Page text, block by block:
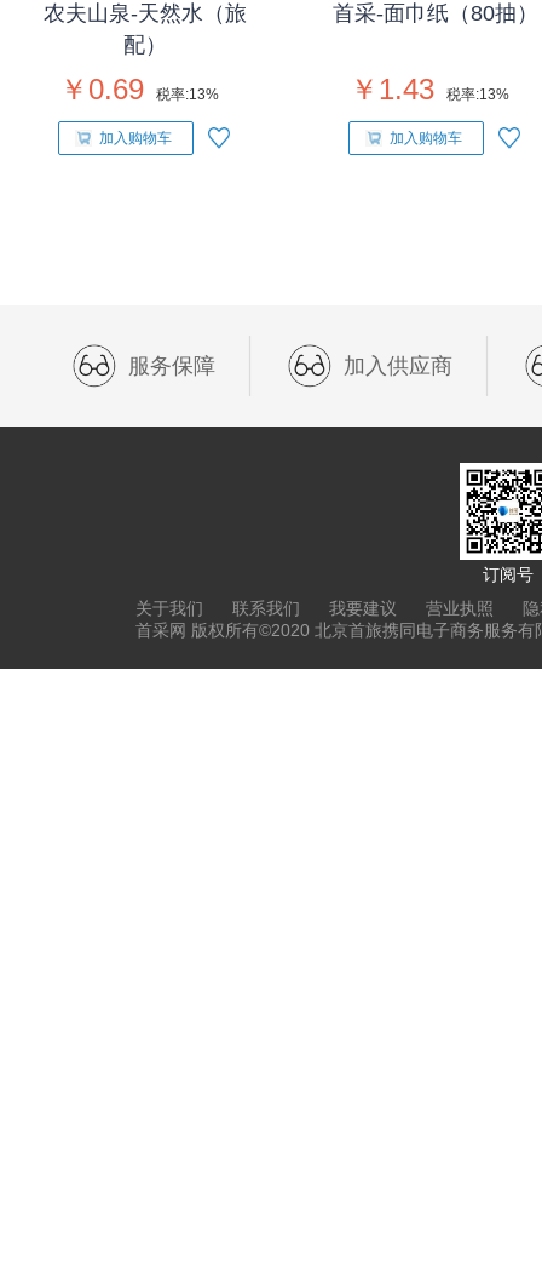
农夫山泉-天然水（旅
配）
￥0.69 税率:13%
加入购物车
首采-面巾纸（80抽）
￥1.43 税率:13%
加入购物车
服务保障 加入供应商
订阅号
关于我们
联系我们 我要建议 营业执照
首采网 版权所有©2020 北京首旅携同电子商务服务有